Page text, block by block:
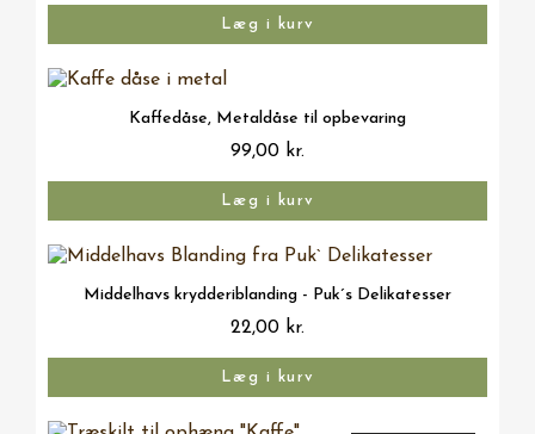
Læg i kurv
Vis her
Kaffedåse, Metaldåse til opbevaring
99,00 kr.
Læg i kurv
Vis her
Middelhavs krydderiblanding - Puk´s Delikatesser
22,00 kr.
Læg i kurv